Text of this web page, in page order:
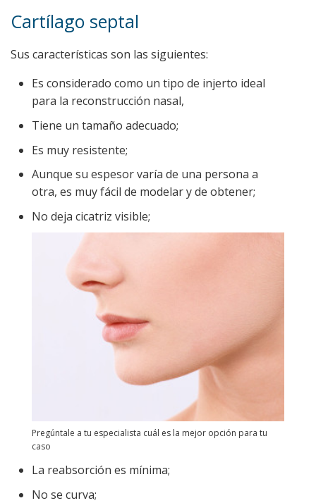
Cartílago septal
Sus características son las siguientes:
Es considerado como un tipo de injerto ideal
para la reconstrucción nasal,
Tiene un tamaño adecuado;
Es muy resistente;
Aunque su espesor varía de una persona a
otra, es muy fácil de modelar y de obtener;
No deja cicatriz visible;
Pregúntale a tu especialista cuál es la mejor opción para tu
caso
La reabsorción es mínima;
No se curva;